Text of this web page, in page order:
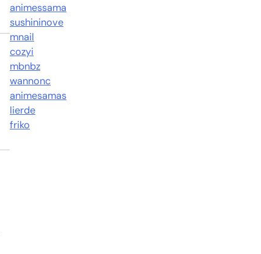
animessama
sushininove
mnail
cozyi
mbnbz
wannonc
animesamas
lierde
friko